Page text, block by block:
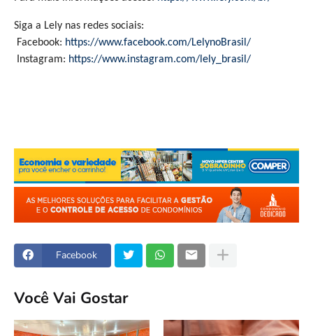
Siga a Lely nas redes sociais:
Facebook: https://www.facebook.com/LelynoBrasil/
Instagram: https://www.instagram.com/lely_brasil/
Facebook
Você Vai Gostar